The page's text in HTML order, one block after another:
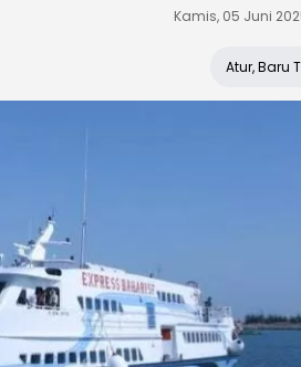
Kamis, 05 Juni
Atur, Baru